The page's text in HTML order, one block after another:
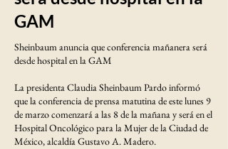
GAM
Sheinbaum anuncia que conferencia mañanera será
desde hospital en la GAM
La presidenta Claudia Sheinbaum Pardo informó
que la conferencia de prensa matutina de este lunes 9
de marzo comenzará a las 8 de la mañana y será en el
Hospital Oncológico para la Mujer de la Ciudad de
México, alcaldía Gustavo A. Madero.